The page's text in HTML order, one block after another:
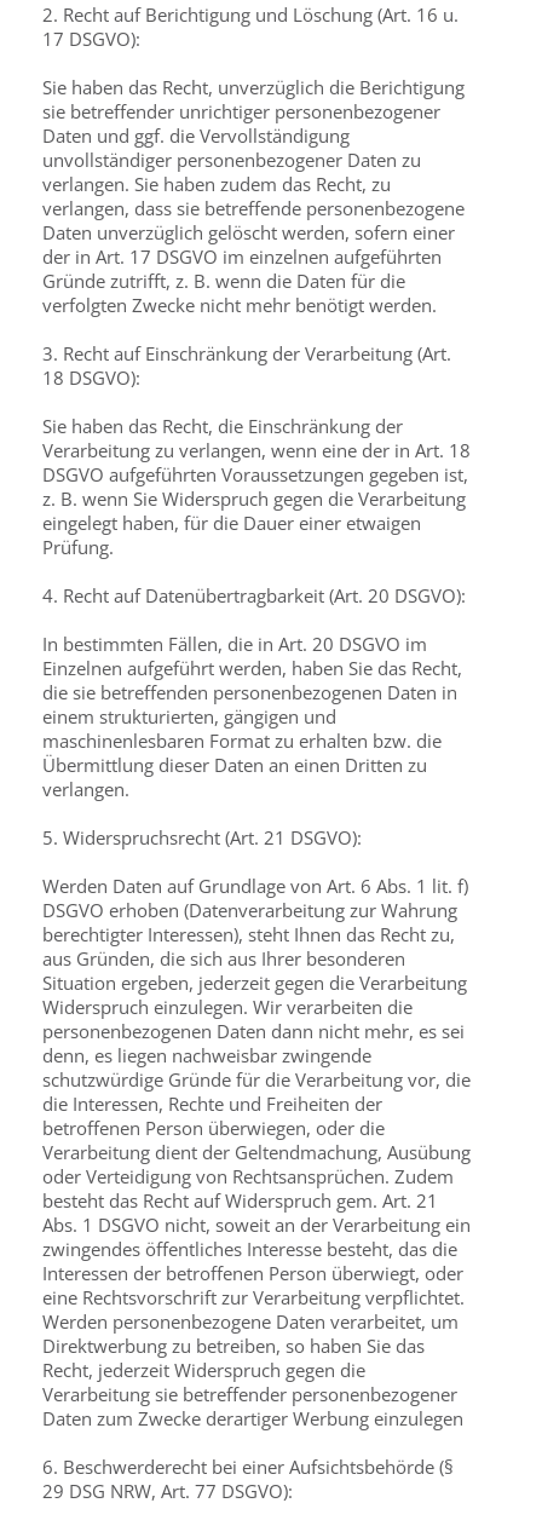
2. Recht auf Berichtigung und Löschung (Art. 16 u.
17 DSGVO):
Sie haben das Recht, unverzüglich die Berichtigung
sie betreffender unrichtiger personenbezogener
Daten und ggf. die Vervollständigung
unvollständiger personenbezogener Daten zu
verlangen. Sie haben zudem das Recht, zu
verlangen, dass sie betreffende personenbezogene
Daten unverzüglich gelöscht werden, sofern einer
der in Art. 17 DSGVO im einzelnen aufgeführten
Gründe zutrifft, z. B. wenn die Daten für die
verfolgten Zwecke nicht mehr benötigt werden.
3. Recht auf Einschränkung der Verarbeitung (Art.
18 DSGVO):
Sie haben das Recht, die Einschränkung der
Verarbeitung zu verlangen, wenn eine der in Art. 18
DSGVO aufgeführten Voraussetzungen gegeben ist,
z. B. wenn Sie Widerspruch gegen die Verarbeitung
eingelegt haben, für die Dauer einer etwaigen
Prüfung.
4. Recht auf Datenübertragbarkeit (Art. 20 DSGVO):
In bestimmten Fällen, die in Art. 20 DSGVO im
Einzelnen aufgeführt werden, haben Sie das Recht,
die sie betreffenden personenbezogenen Daten in
einem strukturierten, gängigen und
maschinenlesbaren Format zu erhalten bzw. die
Übermittlung dieser Daten an einen Dritten zu
verlangen.
5. Widerspruchsrecht (Art. 21 DSGVO):
Werden Daten auf Grundlage von Art. 6 Abs. 1 lit. f)
DSGVO erhoben (Datenverarbeitung zur Wahrung
berechtigter Interessen), steht Ihnen das Recht zu,
aus Gründen, die sich aus Ihrer besonderen
Situation ergeben, jederzeit gegen die Verarbeitung
Widerspruch einzulegen. Wir verarbeiten die
personenbezogenen Daten dann nicht mehr, es sei
denn, es liegen nachweisbar zwingende
schutzwürdige Gründe für die Verarbeitung vor, die
die Interessen, Rechte und Freiheiten der
betroffenen Person überwiegen, oder die
Verarbeitung dient der Geltendmachung, Ausübung
oder Verteidigung von Rechtsansprüchen. Zudem
besteht das Recht auf Widerspruch gem. Art. 21
Abs. 1 DSGVO nicht, soweit an der Verarbeitung ein
zwingendes öffentliches Interesse besteht, das die
Interessen der betroffenen Person überwiegt, oder
eine Rechtsvorschrift zur Verarbeitung verpflichtet.
Werden personenbezogene Daten verarbeitet, um
Direktwerbung zu betreiben, so haben Sie das
Recht, jederzeit Widerspruch gegen die
Verarbeitung sie betreffender personenbezogener
Daten zum Zwecke derartiger Werbung einzulegen
6. Beschwerderecht bei einer Aufsichtsbehörde (§
29 DSG NRW, Art. 77 DSGVO):